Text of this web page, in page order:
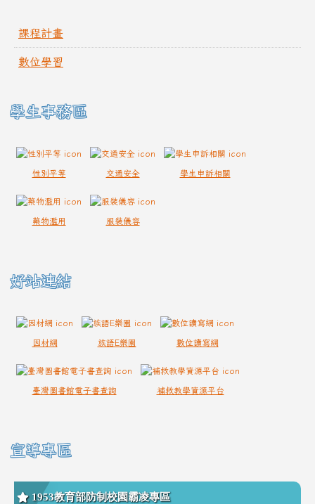
課程計畫
數位學習
學生事務區
性別平等 交通安全 學生申訴相關
藥物濫用 服裝儀容
好站連結
因材網 族語E樂園 數位讀寫網
臺灣圖書館電子書查詢 補救教學資源平台
宣導專區
1953教育部防制校園霸凌專區